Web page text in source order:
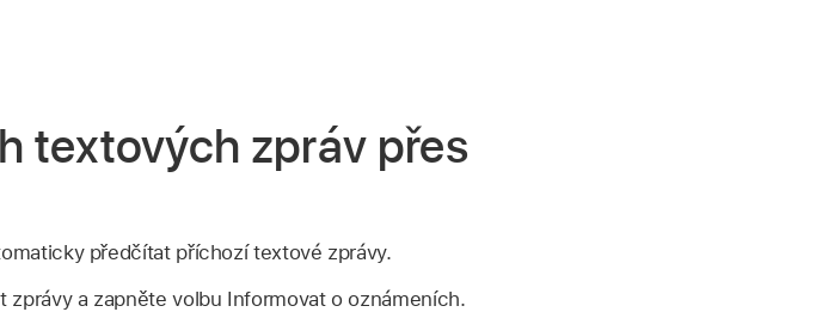
textových zpráv přes
předčítat příchozí textové zprávy.
zprávy a zapněte volbu Informovat o oznámeních.